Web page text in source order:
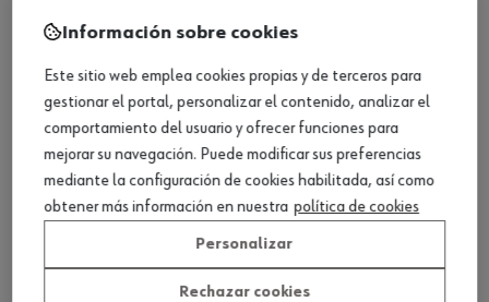
Información sobre cookies
Este sitio web emplea cookies propias y de terceros para
gestionar el portal, personalizar el contenido, analizar el
comportamiento del usuario y ofrecer funciones para
mejorar su navegación. Puede modificar sus preferencias
mediante la configuración de cookies habilitada, así como
obtener más información en nuestra política de cookies
Personalizar
Rechazar cookies